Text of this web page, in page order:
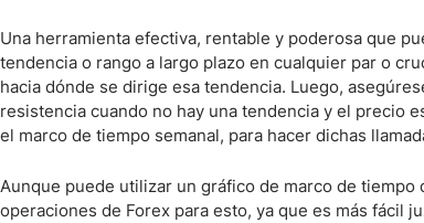
Una herramienta efectiva, rentable y poderosa que
tendencia o rango a largo plazo en cualquier par o
hacia dónde se dirige esa tendencia. Luego,
resistencia cuando no hay una tendencia y el precio
el marco de tiempo semanal, para hacer dichas
Aunque puede utilizar un gráfico de marco de
operaciones de Forex para esto, ya que es más fácil